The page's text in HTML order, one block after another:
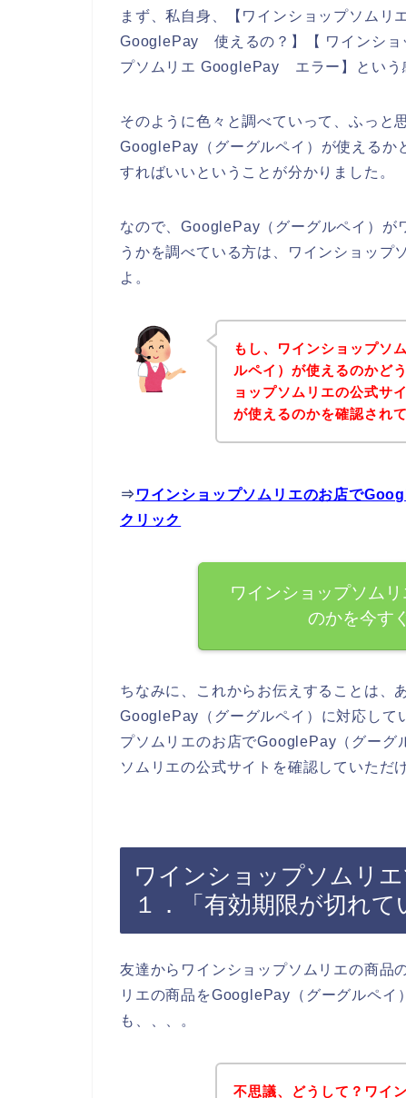
まず、私自身、【ワインショップソム
GooglePay 使えるの？】【 ワインショ
プソムリエ GooglePay エラー】という
そのように色々と調べていって、ふっと
GooglePay（グーグルペイ）が使えるか
すればいいということが分かりました。
なので、GooglePay（グーグルペイ）が
うかを調べている方は、ワインショップ
よ。
もし、ワインショップソ
ルペイ）が使えるのかど
ョップソムリエの公式サ
が使えるのかを確認され
⇒ ワインショップソムリエのお店で
クリック
ワインショップソム
のかを今す
ちなみに、これからお伝えすることは、
GooglePay（グーグルペイ）に対応して
プソムリエのお店でGooglePay（グーグ
ソムリエの公式サイトを確認していただ
ワインショップソムリ
１．「有効期限が切れ
友達からワインショップソムリエの商品
リエの商品をGooglePay（グーグルペイ
も、、、。
不思議、どうして？ワイ